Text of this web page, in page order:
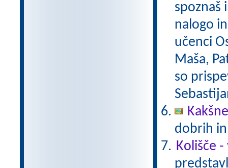
spoznaš
nalogo
učenci
Maša,
so
dobrih
Kolišče